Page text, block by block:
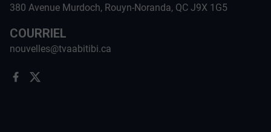
380 Avenue Murdoch, Rouyn-Noranda, QC J9X 1G5
COURRIEL
nouvelles@tvaabitibi.ca